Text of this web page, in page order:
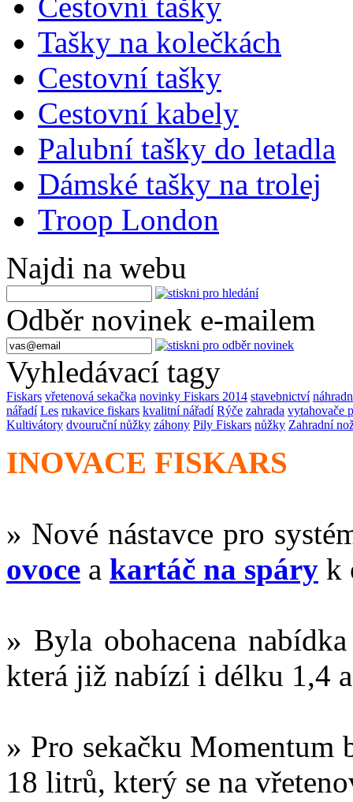
Tašky na kolečkách
Cestovní tašky
Cestovní kabely
Palubní tašky do letadla
Dámské tašky na trolej
Troop London
Najdi na webu
Odběr novinek e-mailem
Vyhledávací tagy
Fiskars vřetenová sekačka novinky Fiskars 2014 stavebnictví
nářadí Les rukavice fiskars kvalitní nářadí Rýče zahrada vytahovače
Kultivátory dvouruční nůžky záhony Pily Fiskars nůžky Zahradní
INOVACE FISKARS
» Nové nástavce pro
ovoce a kartáč na spáry k
» Byla obohacena
která již nabízí i délku 1,4
» Pro sekačku Momentum
18 litrů, který se na